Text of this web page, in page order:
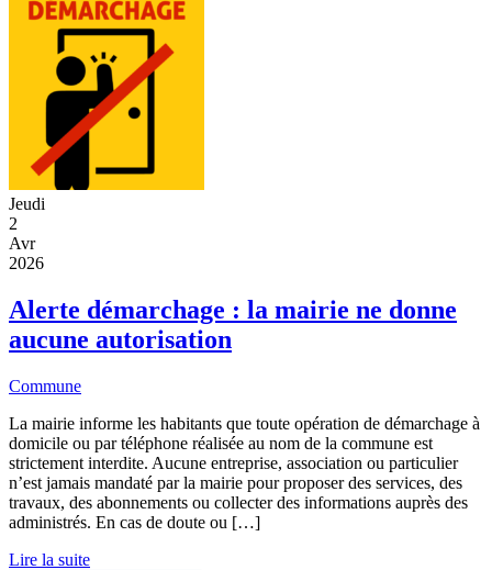
Jeudi
2
Avr
2026
Alerte démarchage : la mairie ne donne
aucune autorisation
Commune
La mairie informe les habitants que toute opération de démarchage à
domicile ou par téléphone réalisée au nom de la commune est
strictement interdite. Aucune entreprise, association ou particulier
n’est jamais mandaté par la mairie pour proposer des services, des
travaux, des abonnements ou collecter des informations auprès des
administrés. En cas de doute ou […]
Lire la suite